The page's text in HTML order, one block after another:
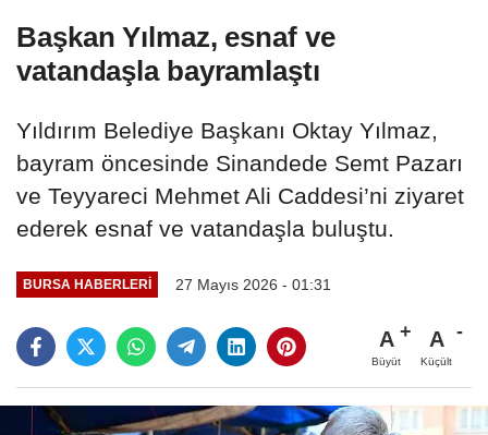
Başkan Yılmaz, esnaf ve
vatandaşla bayramlaştı
Yıldırım Belediye Başkanı Oktay Yılmaz,
bayram öncesinde Sinandede Semt Pazarı
ve Teyyareci Mehmet Ali Caddesi’ni ziyaret
ederek esnaf ve vatandaşla buluştu.
BURSA HABERLERI 27 Mayıs 2026 - 01:31
A
Büyüt
A
Küçült